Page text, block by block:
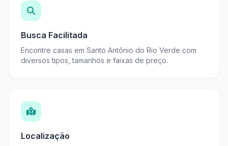
Busca Facilitada
Encontre casas em Santo Antônio do Rio Verde com
diversos tipos, tamanhos e faixas de preço.
Localização